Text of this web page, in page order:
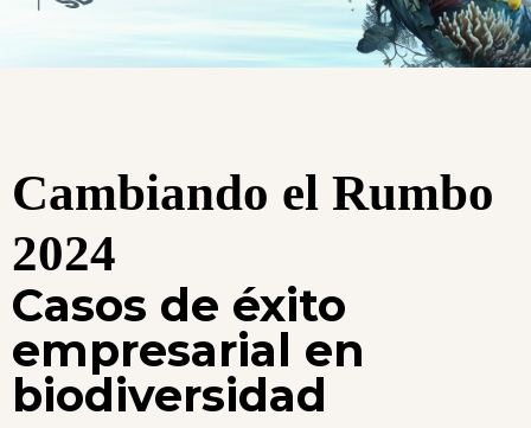
Cambiando el Rumbo
2024
Casos de éxito
empresarial en
biodiversidad